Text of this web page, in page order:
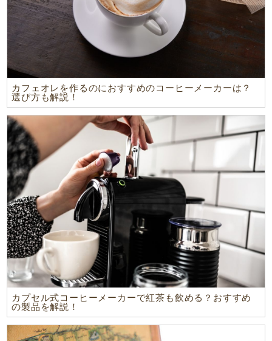
カフェオレを作るのにおすすめのコーヒーメーカーは？
選び方も解説！
カプセル式コーヒーメーカーで紅茶も飲める？おすすめ
の製品を解説！